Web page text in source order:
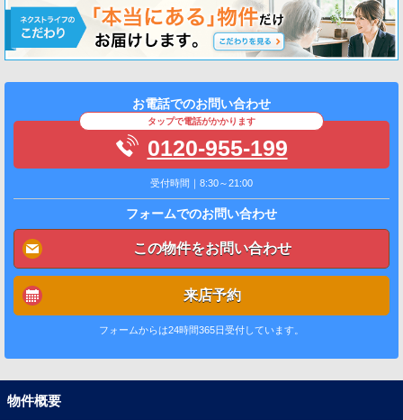
お電話でのお問い合わせ
タップで電話がかかります
0120-955-199
受付時間｜8:30～21:00
フォームでのお問い合わせ
この物件をお問い合わせ
来店予約
フォームからは24時間365日受付しています。
物件概要